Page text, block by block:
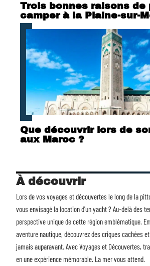
Trois bonnes raisons de
camper à la Plaine-sur-
Que découvrir lors de
aux Maroc ?
À découvrir
Lors de vos voyages et découvertes le long de la
vous envisagé lalocation d'un yacht? Au-delà des
perspective unique de cette région emblématique.
aventure nautique, découvrez des criques cachées
jamais auparavant. Avec Voyages et Découvertes,
en une expérience mémorable. La mer vous attend.